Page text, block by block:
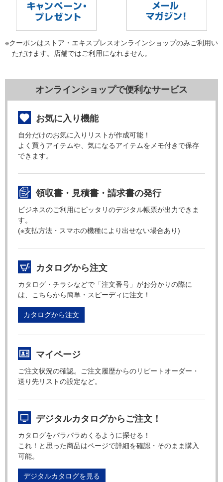
※クーポンはストア・エキスプレスオンラインショップのみご利用い
ただけます。店舗ではご利用になれません。
オンラインショップで便利なサービス
お気に入り機能
自分だけのお気に入りリストが作成可能！
よく買うアイテムや、気になるアイテムをメモ付きで保存
できます。
領収書・見積書・請求書の発行
ビジネスのご利用にピッタリのデジタル帳票が出力できま
す。
(※支払方法・スマホの機種により出せない場合あり)
カタログから注文
カタログ・チラシなどで「注文番号」がお分かりの際に
は、こちらから簡単・スピーディに注文！
カタログから注文
マイページ
ご注文状況の確認。ご注文履歴からのリピートオーダー・
送り先リストの設定など。
デジタルカタログからご注文！
カタログをパラパラめくるように探せる！
これ！と思った商品はページで詳細を確認・そのまま購入
可能。
デジタルカタログを見る